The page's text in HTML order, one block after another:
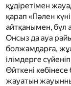
құдіретімен
қарап «Пәлен
айтқанымен, бұл
Онсыз да ауа
болжамдарға,
ілімдерге
Өйткені
жауатын